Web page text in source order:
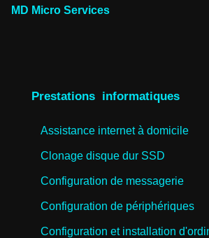
MD Micro Services
Prestations informatiques
Assistance internet à domicile
Clonage disque dur SSD
Configuration de messagerie
Configuration de périphériques
Configuration et installation